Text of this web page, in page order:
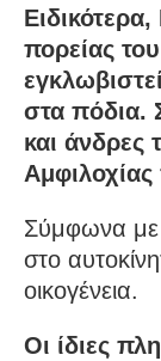
πορείας
στα πόδια.
και άνδρες
Σύμφωνα με
στο
οικογένεια.
Οι ίδιες